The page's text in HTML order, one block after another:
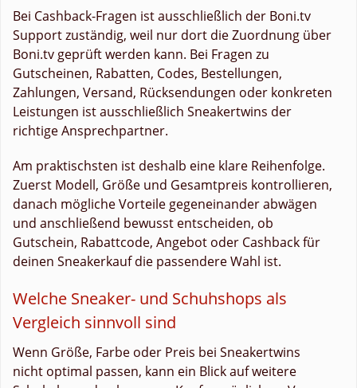
Bei Cashback-Fragen ist ausschließlich der Boni.tv
Support zuständig, weil nur dort die Zuordnung über
Boni.tv geprüft werden kann. Bei Fragen zu
Gutscheinen, Rabatten, Codes, Bestellungen,
Zahlungen, Versand, Rücksendungen oder konkreten
Leistungen ist ausschließlich Sneakertwins der
richtige Ansprechpartner.
Am praktischsten ist deshalb eine klare Reihenfolge.
Zuerst Modell, Größe und Gesamtpreis kontrollieren,
danach mögliche Vorteile gegeneinander abwägen
und anschließend bewusst entscheiden, ob
Gutschein, Rabattcode, Angebot oder Cashback für
deinen Sneakerkauf die passendere Wahl ist.
Welche Sneaker- und Schuhshops als
Vergleich sinnvoll sind
Wenn Größe, Farbe oder Preis bei Sneakertwins
nicht optimal passen, kann ein Blick auf weitere